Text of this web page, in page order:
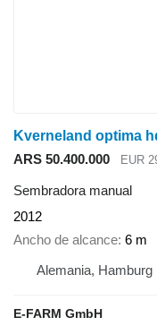
Kverneland optima
ARS 50.400.000
EUR
Sembradora manual
2012
Ancho de alcance 6 m
Alemania, Hamburg
E-FARM GmbH